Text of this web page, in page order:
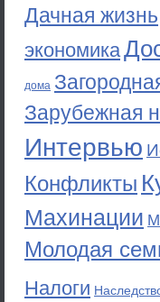
Дачная жизнь
экономика
дома
Зарубежная
Интервью
Конфликты
Махинации
Молодая
Налоги